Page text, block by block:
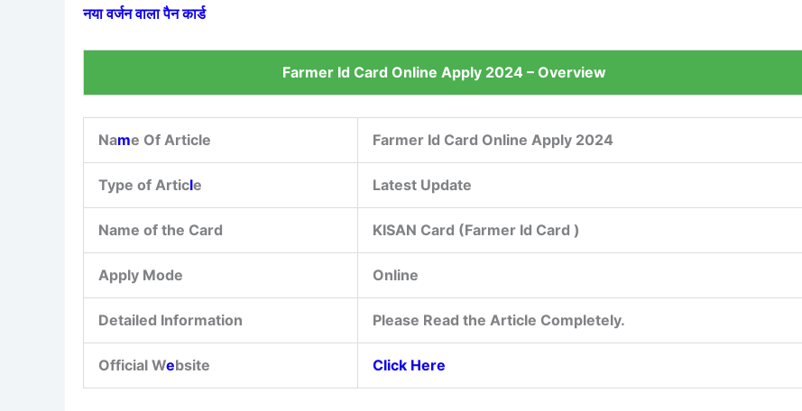
नया वर्जन वाला पैन कार्ड
Farmer Id Card Online Apply 2024 – Overview
Name Of Article Farmer Id Card Online Apply 2024
Type of Article Latest Update
Name of the Card KISAN Card (Farmer Id Card )
Apply Mode Online
Detailed Information Please Read the Article Completely.
Official Website Click Here